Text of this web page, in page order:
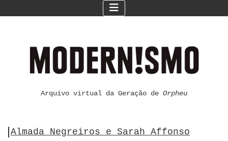
Arquivo virtual da Geração de Orpheu
Almada Negreiros e Sarah Affonso